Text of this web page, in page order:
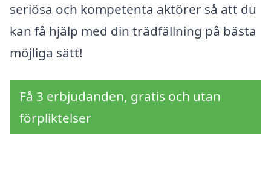
seriösa och kompetenta aktörer så att du
kan få hjälp med din trädfällning på bästa
möjliga sätt!
Få 3 erbjudanden, gratis och utan
förpliktelser